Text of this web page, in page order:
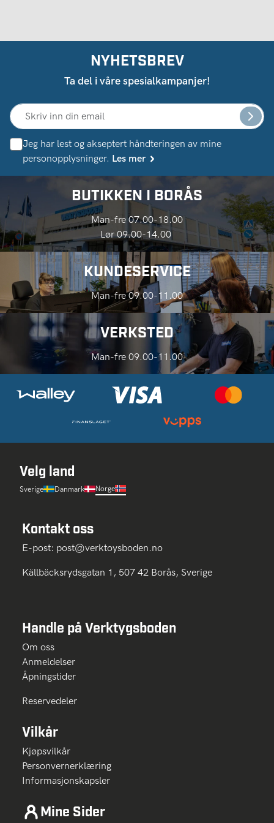
NYHETSBREV
Ta del i våre spesialkampanjer!
Jeg har lest og akseptert håndteringen av mine
personopplysninger. Les mer
BUTIKKEN I BORÅS
Man-fre 07.00-18.00
Lør 09.00-14.00
KUNDESERVICE
Man-fre 09.00-11.00
VERKSTED
Man-fre 09.00-11.00
Velg land
Sverige Danmark Norge
Kontakt oss
E-post: post@verktoysboden.no
Källbäcksrydsgatan 1, 507 42 Borås, Sverige
Handle på Verktygsboden
Om oss
Anmeldelser
Åpningstider
Reservedeler
Vilkår
Kjøpsvilkår
Personvernerklæring
Informasjonskapsler
Mine Sider